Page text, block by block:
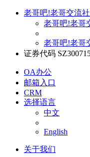
老哥吧!老哥交流
老哥吧!老哥
老哥吧!老哥
证券代码
OA办公
邮箱入口
CRM
选择语言
中文
English
关于我们